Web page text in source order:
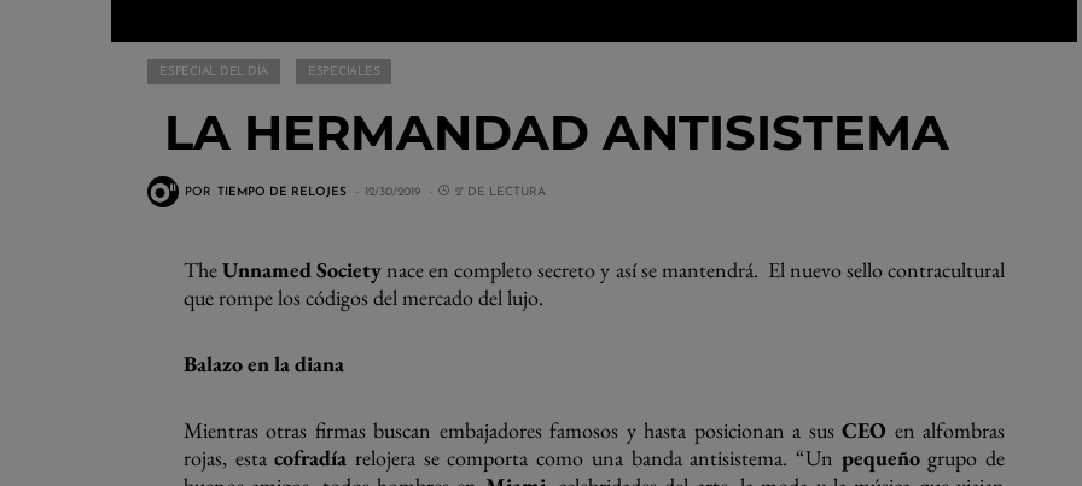
ESPECIAL DEL DÍA ESPECIALES
LA HERMANDAD ANTISISTEMA
POR TIEMPO DE RELOJES 12/30/2019 2' DE LECTURA
TheUnnamed Societynace en completo secreto y así se mantendrá. El nuevo sello contracultural
que rompe los códigos del mercado del lujo.
Balazo en la diana
Mientras otras firmas buscan embajadores famosos y hasta posicionan a susCEO en alfombras
rojas, estacofradía relojera se comporta como una banda antisistema. “Un pequeñogrupo de